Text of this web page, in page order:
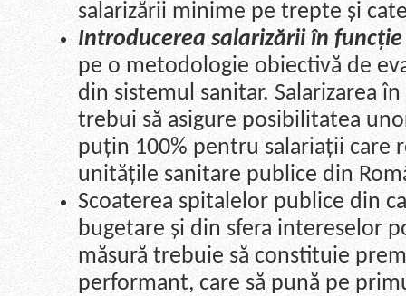
salarizării minime pe trepte și
Introducerea salarizării în
pe o metodologie obiectivă de
din sistemul sanitar. Salarizarea
trebui să asigure posibilitatea
puțin 100% pentru salariații care
unitățile sanitare publice din
Scoaterea spitalelor publice din
bugetare și din sfera intereselor
măsură trebuie să constituie
performant, care să pună pe